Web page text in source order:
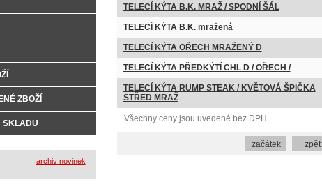
TELECÍ KÝTA B.K. MRAŽ / SPODNÍ ŠÁL
TELECÍ KÝTA B.K. mražená
TELECÍ KÝTA OŘECH MRAŽENÝ D
TELECÍ KÝTA PŘEDKÝTÍ CHL D / OŘECH /
TELECÍ KÝTA RUMP STEAK / KVĚTOVÁ ŠPIČKA
STŘED MRAŽ
Všechny ceny jsou uvedené bez DPH
začátek zpět
ZBOŽÍ
SKLADU
archiv novinek